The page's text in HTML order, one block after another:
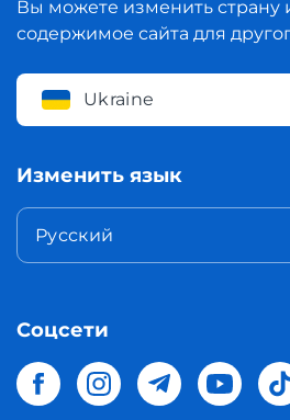
Вы можете изменить страну
содержимое сайта для
Ukraine
Изменить язык
Русский
Соцсети